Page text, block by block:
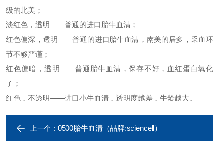
级的北美；
淡红色，透明——普通的进口胎牛血清；
红色偏深，透明——普通的进口胎牛血清，南美的居多，采血环
节不够严谨；
红色偏暗，透明——普通胎牛血清，保存不好，血红蛋白氧化
了；
红色，不透明——进口小牛血清，透明度越差，牛龄越大。
上一个： 0500胎牛血清（品牌:sciencell）